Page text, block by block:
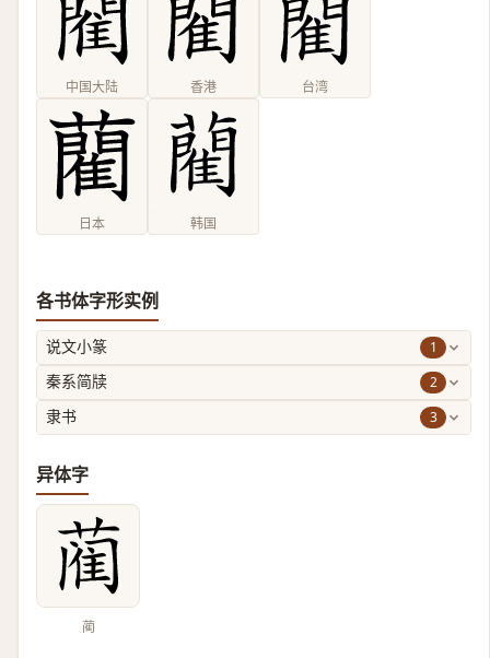
中国大陆 香港 台湾
日本 韩国
各书体字形实例
说文小篆 1
秦系简牍 2
隶书 3
异体字
蔺